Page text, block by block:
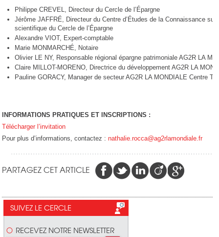
Philippe CREVEL, Directeur du Cercle de l’Épargne
Jérôme JAFFRÉ, Directeur du Centre d’Études de la Connaissance
scientifique du Cercle de l’Épargne
Alexandre VIOT, Expert-comptable
Marie MONMARCHÉ, Notaire
Olivier LE NY, Responsable régional épargne patrimoniale AG2R LA
Claire MILLOT-MORENO, Directrice du développement AG2R LA
Pauline GORACY, Manager de secteur AG2R LA MONDIALE Centre
INFORMATIONS PRATIQUES ET INSCRIPTIONS :
Télécharger l’invitation
Pour plus d’informations, contactez :nathalie.rocca@ag2rlamondiale.fr
PARTAGEZ CET ARTICLE
SUIVEZ LE CERCLE
RECEVEZ NOTRE NEWSLETTER